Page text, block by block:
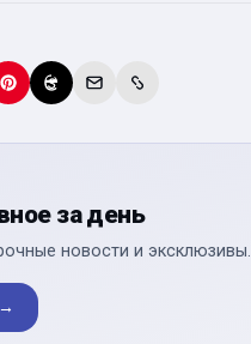
за день
новости и эксклюзивы.
→